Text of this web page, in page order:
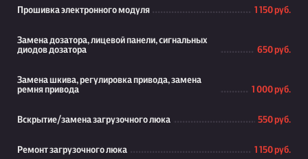
Прошивка электронного модуля 1 150 руб.
Замена дозатора, лицевой панели, сигнальных
диодов дозатора
650 руб.
Замена шкива, регулировка привода, замена
ремня привода
1 000 руб.
Вскрытие/замена загрузочного люка 550 руб.
Ремонт загрузочного люка 1 150 руб.